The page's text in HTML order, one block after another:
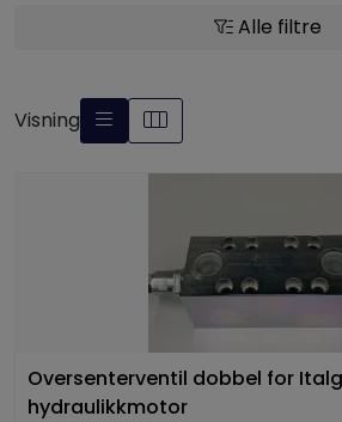
Alle filtre
Visning
Oversenterventil dobbel for
hydraulikkmotor
Vinsjer